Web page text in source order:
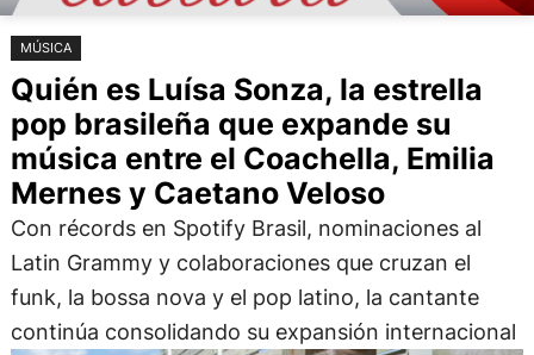
MÚSICA
Quién es Luísa Sonza, la estrella
pop brasileña que expande su
música entre el Coachella, Emilia
Mernes y Caetano Veloso
Con récords en Spotify Brasil, nominaciones al
Latin Grammy y colaboraciones que cruzan el
funk, la bossa nova y el pop latino, la cantante
continúa consolidando su expansión internacional